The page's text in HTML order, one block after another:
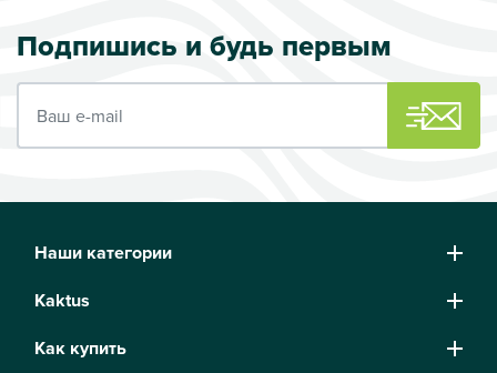
Подпишись и будь первым
Наши категории
Kaktus
Как купить